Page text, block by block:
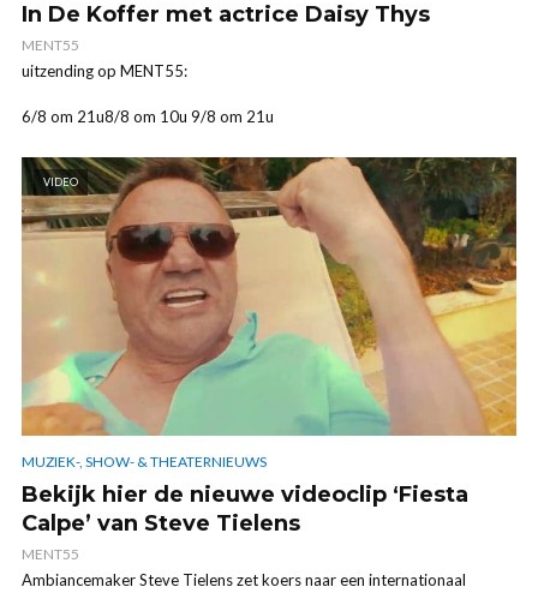
In De Koffer met actrice Daisy Thys
MENT55
uitzending op MENT55:
6/8 om 21u8/8 om 10u 9/8 om 21u
VIDEO
MUZIEK-, SHOW- & THEATERNIEUWS
Bekijk hier de nieuwe videoclip ‘Fiesta
Calpe’ van Steve Tielens
MENT55
Ambiancemaker Steve Tielens zet koers naar een internationaal